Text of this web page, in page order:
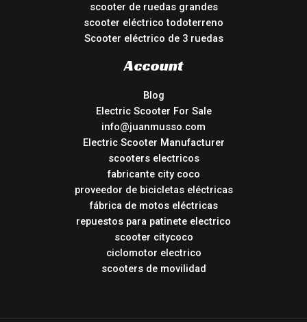
scooter de ruedas grandes
scooter eléctrico todoterreno
Scooter eléctrico de 3 ruedas
Account
Blog
Electric Scooter For Sale
info@juanmusso.com
Electric Scooter Manufacturer
scooters electricos
fabricante city coco
proveedor de bicicletas eléctricas
fábrica de motos eléctricas
repuestos para patinete electrico
scooter citycoco
ciclomotor electrico
scooters de movilidad